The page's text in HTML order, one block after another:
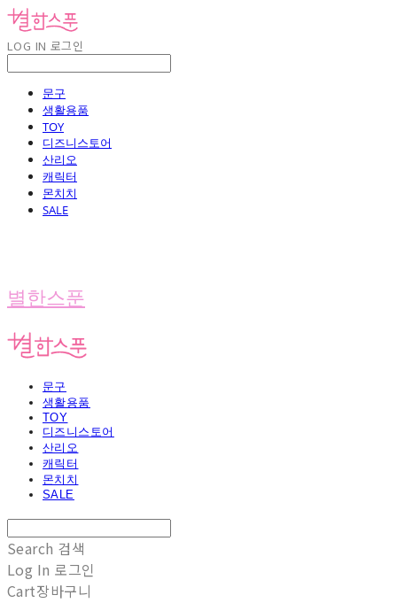
LOG IN 로그인
문구
생활용품
TOY
디즈니스토어
산리오
캐릭터
몬치치
SALE
별한스푼
문구
생활용품
TOY
디즈니스토어
산리오
캐릭터
몬치치
SALE
Search 검색
Log In 로그인
Cart장바구니